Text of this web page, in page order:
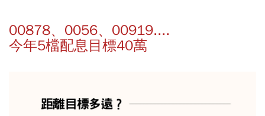
00878、0056、00919....
今年5檔配息目標40萬